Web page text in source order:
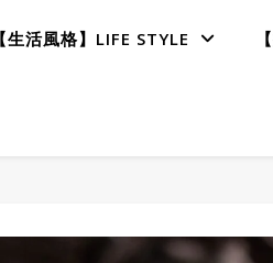
【生活風格】LIFE STYLE